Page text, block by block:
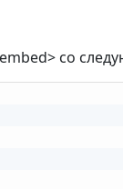
со